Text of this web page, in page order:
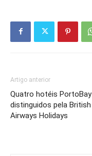
Artigo anterior
Quatro hotéis PortoBay
distinguidos pela British
Airways Holidays